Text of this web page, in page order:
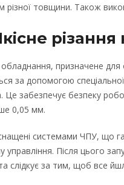
товщини. Також
обладнання, призначене
за допомогою
забезпечує безпеку
0,05 мм.
системами ЧПУ, що
управління. Після цього
слідкує за тим, щоб все